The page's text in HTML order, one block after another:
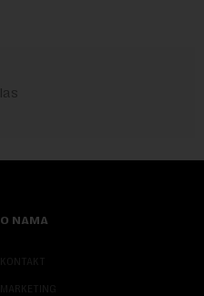
O NAMA
KONTAKT
MARKETING